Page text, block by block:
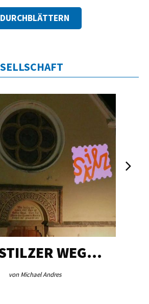
DURCHBLÄTTERN
WEG…
von Michael Andres